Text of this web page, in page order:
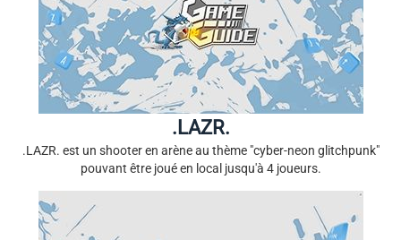
.LAZR.
.LAZR. est un shooter en arène au thème "cyber-neon glitchpunk"
pouvant être joué en local jusqu'à 4 joueurs.